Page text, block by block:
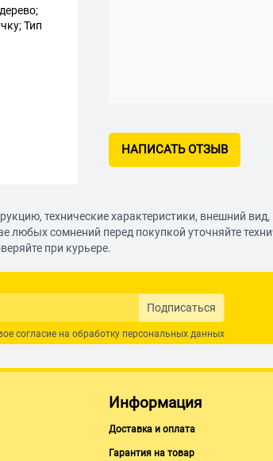
Тип
НАПИСАТЬ ОТЗЫВ
технические характеристики, внешний
любых сомнений перед покупкой уточняйте
при курьере.
Подписаться
согласие на обработку персональных данных
Информация
Доставка и оплата
Гарантия на товар